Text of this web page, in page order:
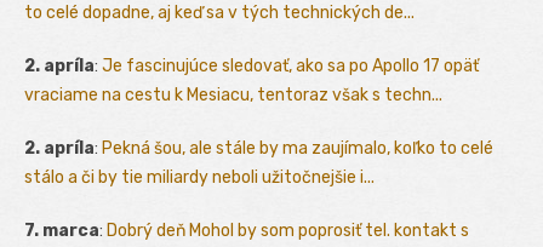
to celé dopadne, aj keď sa v tých technických de...
2. apríla: Je fascinujúce sledovať, ako sa po Apollo 17 opäť
vraciame na cestu k Mesiacu, tentoraz však s techn...
2. apríla: Pekná šou, ale stále by ma zaujímalo, koľko to celé
stálo a či by tie miliardy neboli užitočnejšie i...
7. marca: Dobrý deň Mohol by som poprosiť tel. kontakt s